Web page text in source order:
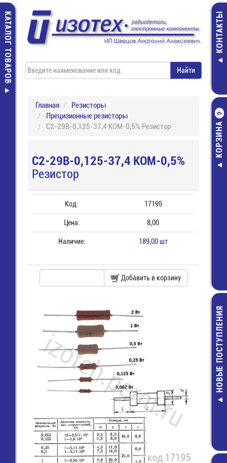
КАТАЛОГ ТОВАРОВ КОНТАКТЫ
КОРЗИНА
0
SMA
обжимной под
(SMA-C58J)
НОВЫЕ ПОСТУПЛЕНИЯ
Главная
Резисторы
Прецизионные резисторы
С2-29В-0,125-37,4 КОМ-0,5% Резистор
С2-29В-0,125-37,4 КОМ-0,5%
Резистор
Код: 17195
Цена: 8,00
Наличие: 189,00 шт
Добавить в корзину